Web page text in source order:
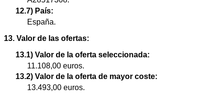
12.7) País:
España.
13. Valor de las ofertas:
13.1) Valor de la oferta seleccionada:
11.108,00 euros.
13.2) Valor de la oferta de mayor coste:
13.493,00 euros.